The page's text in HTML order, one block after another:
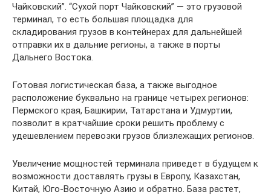
Чайковский”. “Сухой порт Чайковский” — это грузовой
терминал, то есть большая площадка для
складирования грузов в контейнерах для дальнейшей
отправки их в дальние регионы, а также в порты
Дальнего Востока.
Готовая логистическая база, а также выгодное
расположение буквально на границе четырех регионов:
Пермского края, Башкирии, Татарстана и Удмуртии,
позволит в кратчайшие сроки решить проблему с
удешевлением перевозки грузов близлежащих регионов.
Увеличение мощностей терминала приведет в будущем к
возможности доставлять грузы в Европу, Казахстан,
Китай, Юго-Восточную Азию и обратно. База растет,